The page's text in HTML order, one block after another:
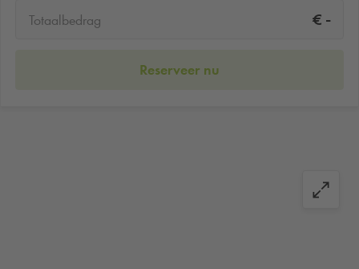
Totaalbedrag € -
Reserveer nu